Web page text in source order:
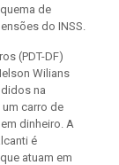
de
do INSS.
(PDT-DF)
Wilians
na
um carro de
dinheiro. A
é
atuam em